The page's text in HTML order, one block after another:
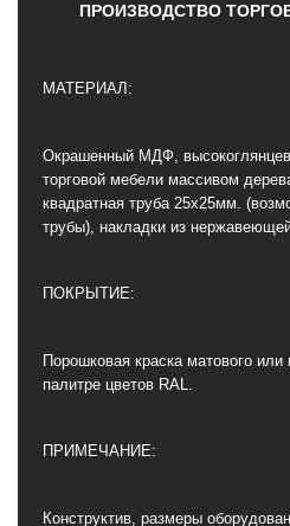
ПРОИЗВОДСТВО
МАТЕРИАЛ:
Окрашенный МДФ,
торговой мебели массивом
квадратная труба 25х25мм.
трубы), накладки из
ПОКРЫТИЕ:
Порошковая краска матового или
палитре цветов RAL.
ПРИМЕЧАНИЕ:
Конструктив, размеры